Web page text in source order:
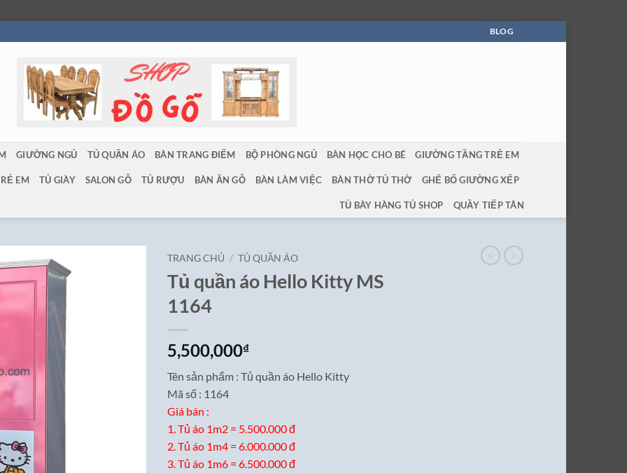
BLOG
GIƯỜNG NGỦ TỦ QUẦN ÁO BÀN TRANG ĐIỂM BỘ PHÒNG NGỦ BÀN HỌC CHO BÉ GIƯỜNG TẦNG TRẺ EM
EM TỦ GIÀY SALON GỖ TỦ RƯỢU BÀN ĂN GỖ BÀN LÀM VIỆC BÀN THỜ TỦ THỜ GHẾ BỐ GIƯỜNG XẾP
TỦ BÀY HÀNG TỦ SHOP QUẦY TIẾP TÂN
TRANG CHỦ / TỦ QUẦN ÁO
Tủ quần áo Hello Kitty MS
1164
5,500,000₫
Tên sản phẩm : Tủ quần áo Hello Kitty
Mã số : 1164
Giá bán :
1. Tủ áo 1m2 = 5.500.000 đ
2. Tủ áo 1m4 = 6.000.000 đ
3. Tủ áo 1m6 = 6.500.000 đ